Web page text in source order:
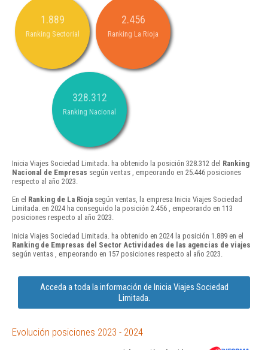
1.889
Ranking Sectorial
2.456
Ranking La Rioja
328.312
Ranking Nacional
Inicia Viajes Sociedad Limitada. ha obtenido la posición 328.312 del Ranking
Nacional de Empresas según ventas , empeorando en 25.446 posiciones
respecto al año 2023.
En el Ranking de La Rioja según ventas, la empresa Inicia Viajes Sociedad
Limitada. en 2024 ha conseguido la posición 2.456 , empeorando en 113
posiciones respecto al año 2023.
Inicia Viajes Sociedad Limitada. ha obtenido en 2024 la posición 1.889 en el
Ranking de Empresas del Sector Actividades de las agencias de viajes
según ventas , empeorando en 157 posiciones respecto al año 2023.
Acceda a toda la información de Inicia Viajes Sociedad
Limitada.
Evolución posiciones 2023 - 2024